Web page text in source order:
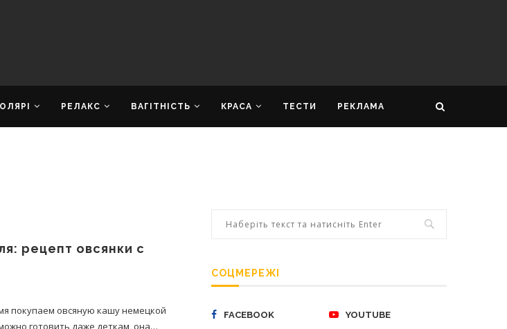
РЕЛАКС ВАГІТНІСТЬ КРАСА ТЕСТИ РЕКЛАМА
рецепт овсянки с
покупаем овсяную кашу немецкой
готовить даже деткам, она…
СОЦМЕРЕЖІ
FACEBOOK YOUTUBE